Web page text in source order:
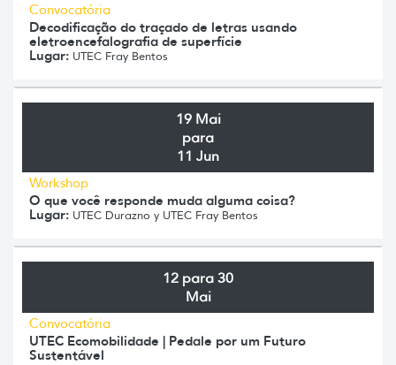
Convocatória
Decodificação do traçado de letras usando
eletroencefalografia de superfície
Lugar: UTEC Fray Bentos
19 Mai
para
11 Jun
Workshop
O que você responde muda alguma coisa?
Lugar: UTEC Durazno y UTEC Fray Bentos
12 para 30
Mai
Convocatória
UTEC Ecomobilidade | Pedale por um Futuro
Sustentável